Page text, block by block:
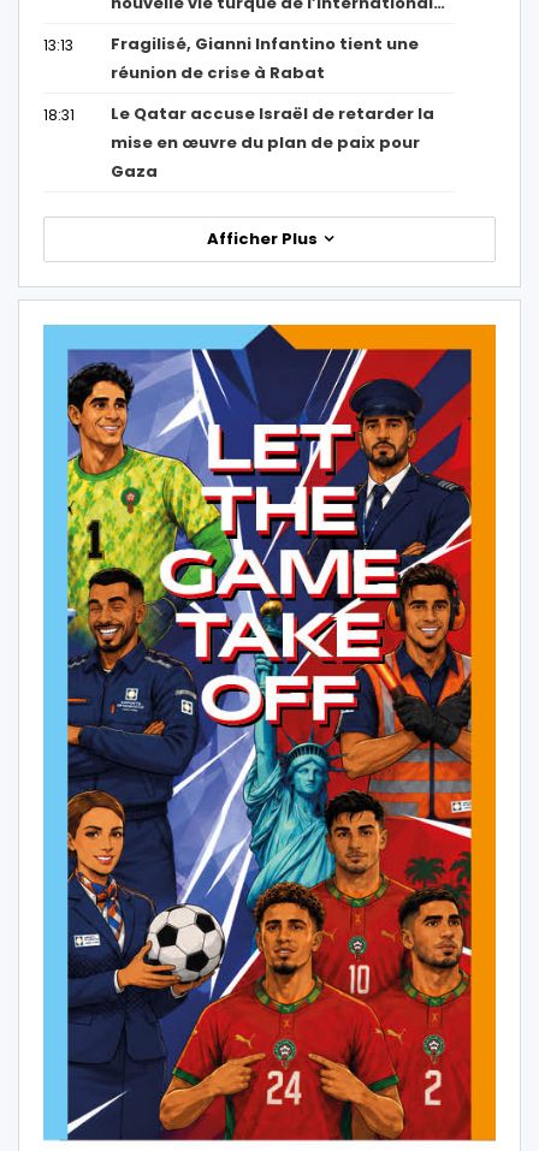
13:13
Fragilisé, Gianni Infantino tient une
réunion de crise à Rabat
18:31
Le Qatar accuse Israël de retarder la
mise en œuvre du plan de paix pour
Gaza
Afficher Plus